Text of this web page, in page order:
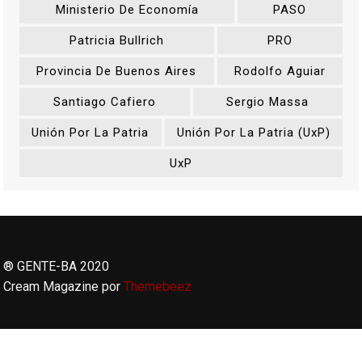
Ministerio De Economía PASO
Patricia Bullrich PRO
Provincia De Buenos Aires Rodolfo Aguiar
Santiago Cafiero Sergio Massa
Unión Por La Patria Unión Por La Patria (UxP)
UxP
® GENTE-BA 2020
Cream Magazine porThemebeez